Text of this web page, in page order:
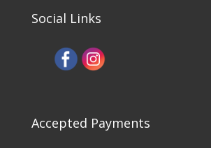
Social Links
Accepted Payments